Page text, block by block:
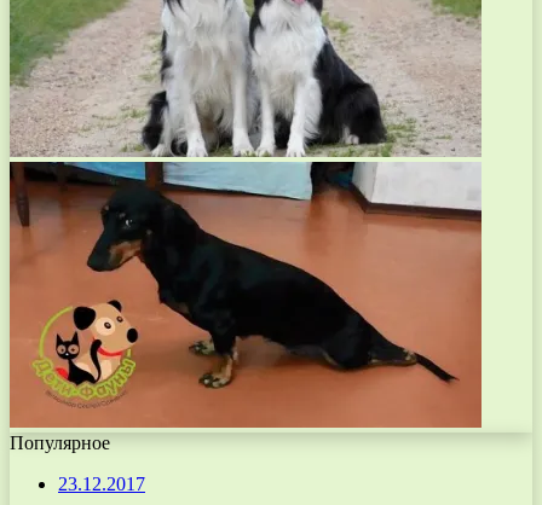
Популярное
23.12.2017